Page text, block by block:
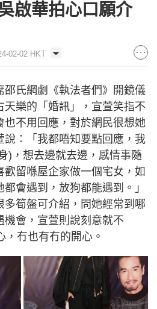
啟華拍心口願介
02-02 HKT
邵氏網劇《執法者們》開鏡儀
天樂的「婚訊」，宣萱笑指不
也不用回應，對於網民很想她
說：「我都唔知要點回應，我
)，想去邊就去邊，感情事隨
留喺屋企家做一個宅女，如
會遇到，放狗都能遇到。」
多筍盤可介紹，問她經常到哪
機會，宣萱則說刻意就不
冇也有冇的開心。